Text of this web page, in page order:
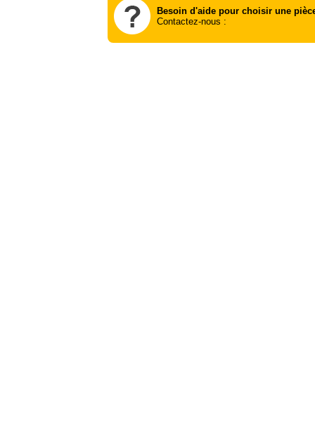
Besoin d'aide pour choisir une
Contactez-nous :